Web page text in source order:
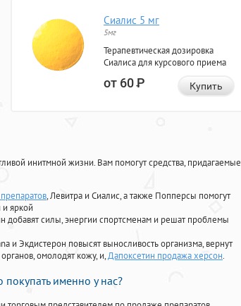
Сиалис 5 мг
5мг
Терапевтическая дозировка
Сиалиса для курсового приема
от 60Р Купить
инитмной жизни. Вам помогут средства, придагаемые
, Левитра и Сиалис, а также Попперсы помогут
яркой
добавят силы, энергии спортсменам и решат проблемы
и Экдистерон повысят выносливость организма, вернут
омолодят кожу, и,Дапоксетин продажа херсон.
именно у нас?